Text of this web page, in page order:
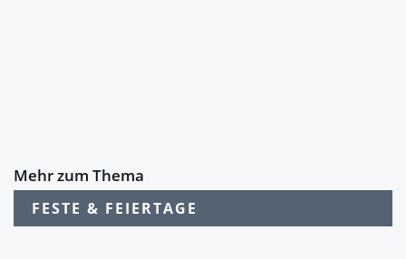
Mehr zum Thema
FESTE & FEIERTAGE